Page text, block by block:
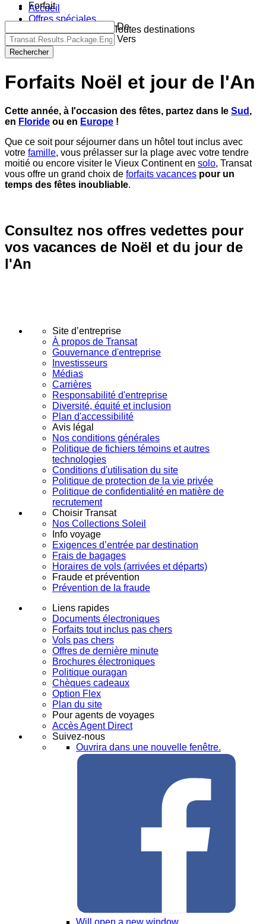
Accueil
Offres spéciales
Vacances de Noël - Toutes destinations
Forfait
De
Vers
Rechercher
Forfaits Noël et jour de l'An
Cette année, à l'occasion des fêtes, partez dans le Sud ,
en Floride ou en Europe !
Que ce soit pour séjourner dans un hôtel tout inclus avec
votre famille, vous prélasser sur la plage avec votre tendre
moitié ou encore visiter le Vieux Continent en solo, Transat
vous offre un grand choix de forfaits vacances pour un
temps des fêtes inoubliable.
Consultez nos offres vedettes pour
vos vacances de Noël et du jour de
l'An
Site d’entreprise
À propos de Transat
Gouvernance d'entreprise
Investisseurs
Médias
Carrières
Responsabilité d'entreprise
Diversité, équité et inclusion
Plan d'accessibilité
Avis légal
Nos conditions générales
Politique de fichiers témoins et autres
technologies
Conditions d'utilisation du site
Politique de protection de la vie privée
Politique de confidentialité en matière de
recrutement
Choisir Transat
Nos Collections Soleil
Info voyage
Exigences d’entrée par destination
Frais de bagages
Horaires de vols (arrivées et départs)
Fraude et prévention
Prévention de la fraude
Liens rapides
Documents électroniques
Forfaits tout inclus pas chers
Vols pas chers
Offres de dernière minute
Brochures électroniques
Politique ouragan
Chèques cadeaux
Option Flex
Plan du site
Pour agents de voyages
Accès Agent Direct
Suivez-nous
Ouvrira dans une nouvelle fenêtre.
Will open a new window.